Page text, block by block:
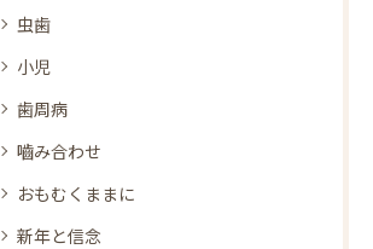
虫歯
小児
歯周病
嚙み合わせ
おもむくままに
新年と信念